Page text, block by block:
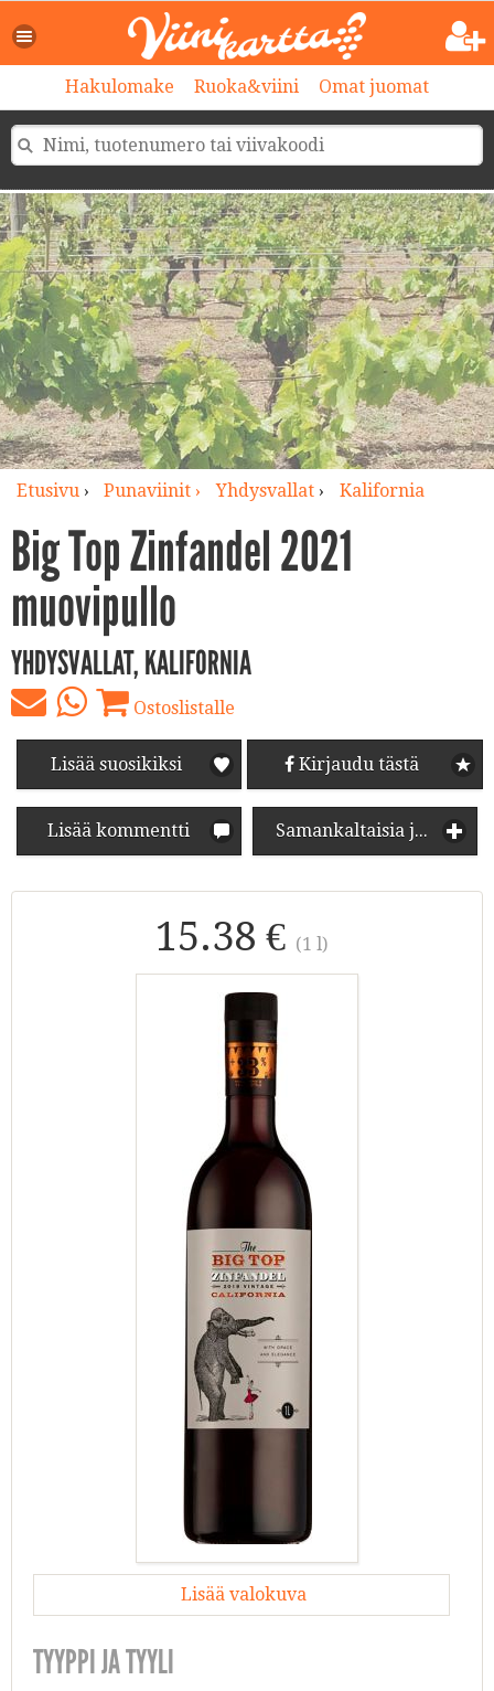
Hakulomake Ruoka&viini Omat juomat
Etusivu› Punaviinit › Yhdysvallat› Kalifornia
Big Top Zinfandel 2021
muovipullo
YHDYSVALLAT, KALIFORNIA
Ostoslistalle
Lisää suosikiksi Kirjaudu tästä
Lisää kommentti Samankaltaisia juomia
15.38 € (1 l)
Lisää valokuva
TYYPPI JA TYYLI